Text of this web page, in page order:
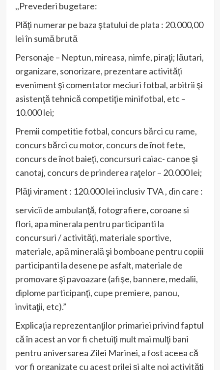
,,Prevederi bugetare:
Plăţi numerar pe baza ştatului de plata : 20.000,00
lei în sumă brută
Personaje – Neptun, mireasa, nimfe, piraţi; lăutari,
organizare, sonorizare, prezentare activităţi
eveniment şi comentator meciuri fotbal, arbitrii şi
asistenţă tehnică competiţie minifotbal, etc –
10.000 lei;
Premii competitie fotbal, concurs bărci cu rame,
concurs bărci cu motor, concurs de înot fete,
concurs de înot baieţi, concursuri caiac- canoe şi
canotaj, concurs de prinderea raţelor – 20.000 lei;
Plăţi virament : 120.000 lei inclusiv TVA , din care :
servicii de ambulanţă, fotografiere,coroane si
flori, apa minerala pentru participanti la
concursuri / activităţi, materiale sportive,
materiale, apă minerală şi bomboane pentru copiii
participanti la desene pe asfalt, materiale de
promovare şi pavoazare (afişe, bannere, medalii,
diplome participanţi, cupe premiere, panou,
invitaţii, etc).”
Explicaţia reprezentanţilor primariei privind faptul
că în acest an vor fi chetuiţi mult mai mulţi bani
pentru aniversarea Zilei Marinei, a fost aceea că
vor fi organizate cu acest prilej şi alte noi activităţi